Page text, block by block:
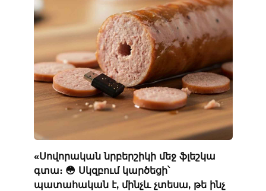
«Սովորական նրբերշիկի մեջ ֆլեշկա
գտա։ 😳 Սկզբում կարծեցի՝
պատահական է, մինչև չտեսա, թե ինչ